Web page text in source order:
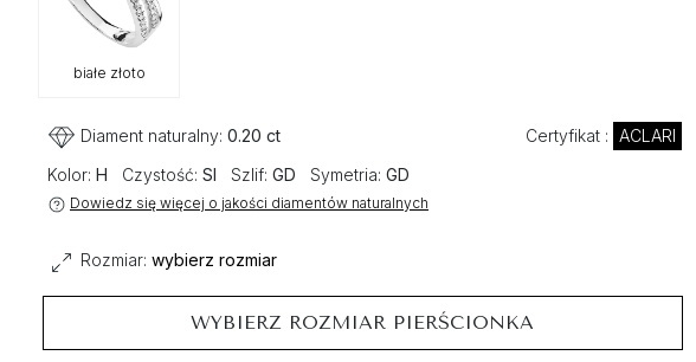
białe złoto
Diament naturalny: 0.20 ct Certyfikat : ACLARI
Kolor: H Czystość: SI Szlif: GD Symetria: GD
Dowiedz się więcej o jakości diamentów naturalnych
Rozmiar: wybierz rozmiar
WYBIERZ ROZMIAR PIERŚCIONKA